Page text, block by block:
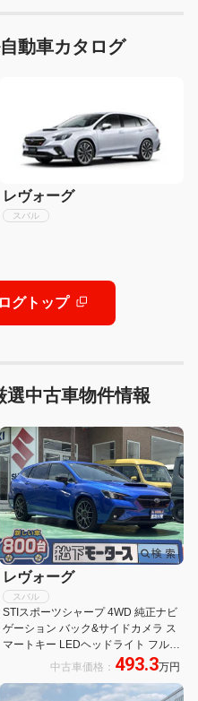
動車カタログ
レヴォーグ
スバル
グトップ
選中古車物件情報
レヴォーグ
スバル
STIスポーツシャープ 4WD 純正ナビ
ゲーション バック&サイドカメラ ス
マートキー LEDヘッドライト フルオ
ートエアコン シートヒーター パワー
ンナーミラー RECAROシート
中古車価格： 493.3万円